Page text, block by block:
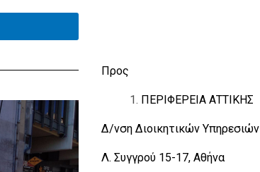
Προς
ΠΕΡΙΦΕΡΕΙΑ ΑΤΤΙΚΗΣ
∆/νση ∆ιοικητικών Υπηρεσιών
Λ. Συγγρού 15-17, Αθήνα